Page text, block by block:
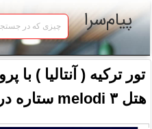
پیام‌سرا
تور ترکیه ( آنتالیا ) با
هتل melodi ۳ ستاره در تهران